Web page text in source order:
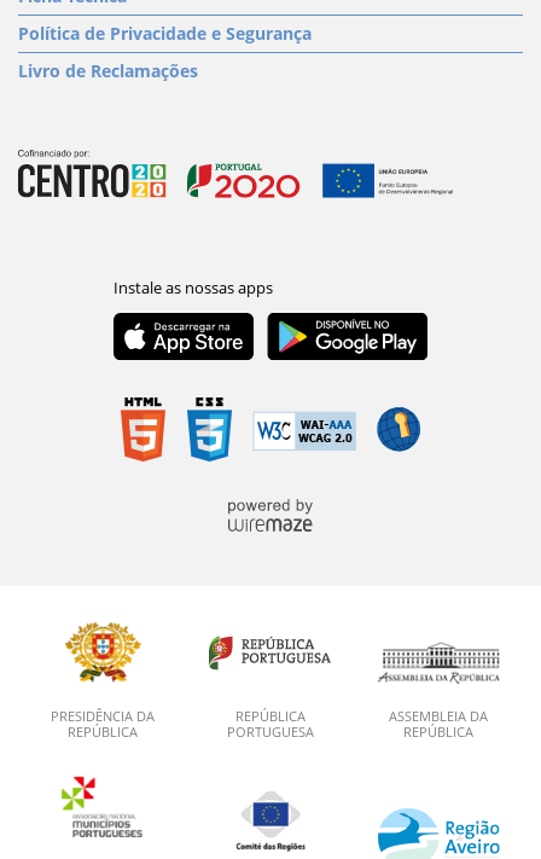
Política de Privacidade e Segurança
Livro de Reclamações
PRESIDÊNCIA DA
REPÚBLICA
REPÚBLICA
PORTUGUESA
ASSEMBLEIA DA
REPÚBLICA